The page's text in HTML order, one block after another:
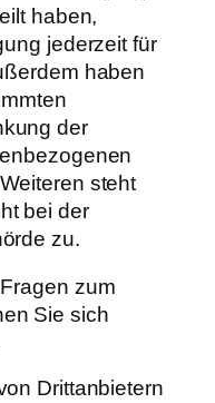
haben,
jederzeit für
haben
der
steht
bei der
zu.
zum
Sie sich
Dritt­anbietern